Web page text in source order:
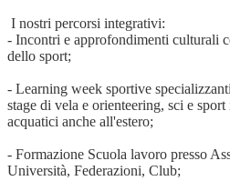
I nostri percorsi integrativi:
- Incontri e approfondimenti culturali
dello sport;
- Learning week sportive
stage di vela e orienteering, sci e
acquatici anche all'estero;
- Formazione Scuola lavoro presso
Università, Federazioni, Club;